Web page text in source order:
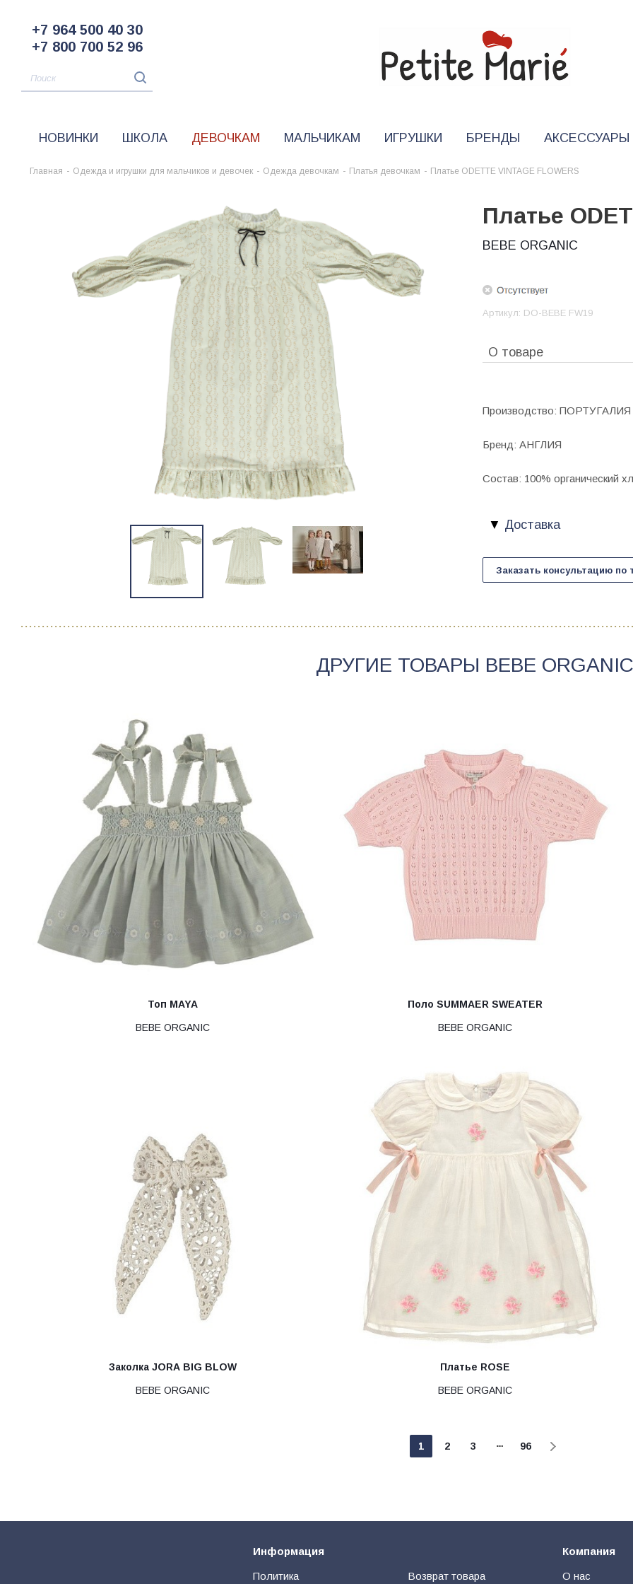
+7 964 500 40 30
+7 800 700 52 96
НОВИНКИ ШКОЛА ДЕВОЧКАМ МАЛЬЧИКАМ ИГРУШКИ БРЕНДЫ АКСЕССУАРЫ
Главная - Одежда и игрушки для мальчиков и девочек - Одежда девочкам - Платья девочкам - Платье ODETTE VINTAGE FLOWERS
Платье
BEBE ORGANIC
Артикул: DO-BEBE FW19
О товаре
Производство: ПОРТУГАЛИЯ
Бренд: АНГЛИЯ
Состав: 100% органический
Доставка
Заказать консультацию по
ДРУГИЕ ТОВАРЫ BEBE ORGANIC
Топ MAYA
BEBE ORGANIC
Поло SUMMAER SWEATER
BEBE ORGANIC
Заколка JORA BIG BLOW
BEBE ORGANIC
Платье ROSE
BEBE ORGANIC
1 2 3 96
Информация
Политика
Возврат товара
Компания
О нас